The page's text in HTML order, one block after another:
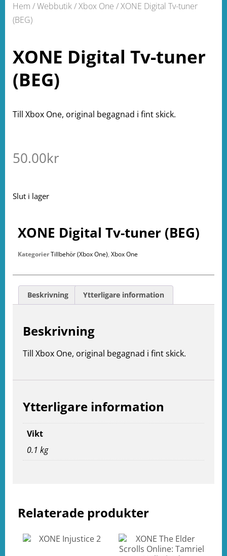
Hem /Webbutik/Xbox One / XONE Digital Tv-tuner
(BEG)
XONE Digital Tv-tuner
(BEG)
Till Xbox One, original begagnad i fint skick.
50.00kr
Slut i lager
Relaterade produkter
XONE Digital Tv-tuner (BEG)
KategorierTillbehör (Xbox One), Xbox One
Beskrivning Ytterligare information
Beskrivning
Till Xbox One, original begagnad i fint skick.
Ytterligare information
Vikt
0.1 kg